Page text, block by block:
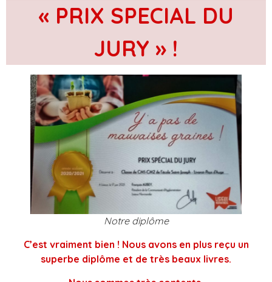
« PRIX SPECIAL DU
JURY » !
Notre diplôme
C’est vraiment bien ! Nous avons en plus reçu un
superbe diplôme et de très beaux livres.